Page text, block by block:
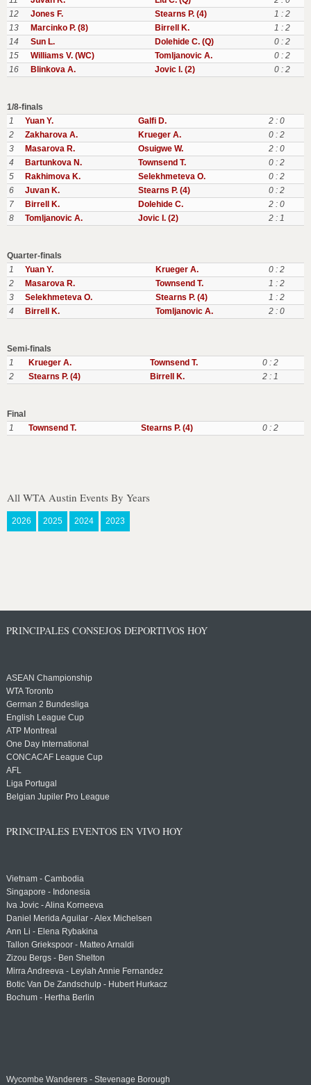
12
Jones F. Stearns P. (4)
1 : 2
13
Marcinko P. (8) Birrell K.
1 : 2
14
Sun L. Dolehide C. (Q)
0 : 2
15
Williams V. (WC) Tomljanovic A.
0 : 2
16
Blinkova A. Jovic I. (2) 0 : 2
1/8-finals
1
Yuan Y. Galfi D.
2 : 0
2
Zakharova A. Krueger A.
0 : 2
3
Masarova R. Osuigwe W.
2 : 0
4
Bartunkova N. Townsend T.
0 : 2
5
Rakhimova K. Selekhmeteva O.
0 : 2
6
Juvan K. Stearns P. (4)
0 : 2
7
Birrell K. Dolehide C.
2 : 0
8
Tomljanovic A. Jovic I. (2) 2 : 1
Quarter-finals
1
Yuan Y. Krueger A.
0 : 2
2
Masarova R. Townsend T.
1 : 2
3
Selekhmeteva O. Stearns P. (4)
1 : 2
4
Birrell K. Tomljanovic A. 2 : 0
Semi-finals
1
Krueger A. Townsend T.
0 : 2
2
Stearns P. (4) Birrell K. 2 : 1
Final
1
Townsend T. Stearns P. (4) 0 : 2
All WTA Austin Events By Years
2026 2025 2024 2023
PRINCIPALES CONSEJOS DEPORTIVOS HOY
ASEAN Championship
WTA Toronto
German 2 Bundesliga
English League Cup
ATP Montreal
One Day International
CONCACAF League Cup
AFL
Liga Portugal
Belgian Jupiler Pro League
PRINCIPALES EVENTOS EN VIVO HOY
Vietnam - Cambodia
Singapore - Indonesia
Iva Jovic - Alina Korneeva
Daniel Merida Aguilar - Alex Michelsen
Ann Li - Elena Rybakina
Tallon Griekspoor - Matteo Arnaldi
Zizou Bergs - Ben Shelton
Mirra Andreeva - Leylah Annie Fernandez
Botic Van De Zandschulp - Hubert Hurkacz
Bochum - Hertha Berlin
Wycombe Wanderers - Stevenage Borough